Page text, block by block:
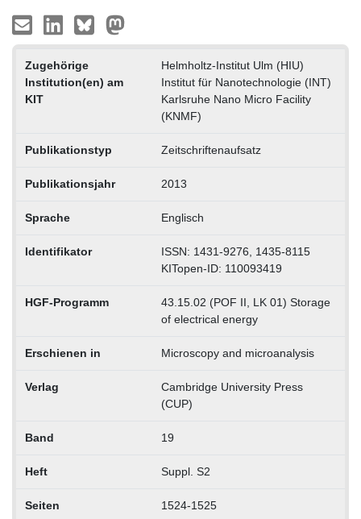
Zugehörige
Institution(en) am
KIT
Helmholtz-Institut Ulm (HIU)
Institut für Nanotechnologie (INT)
Karlsruhe Nano Micro Facility
(KNMF)
Publikationstyp Zeitschriftenaufsatz
Publikationsjahr 2013
Sprache Englisch
Identifikator
ISSN: 1431-9276, 1435-8115
KITopen-ID: 110093419
HGF-Programm
43.15.02 (POF II, LK 01) Storage
of electrical energy
Erschienen in Microscopy and microanalysis
Verlag
Cambridge University Press
(CUP)
Band 19
Heft Suppl. S2
Seiten 1524-1525